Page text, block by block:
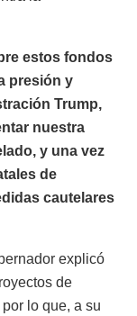
estos fondos
presión y
Trump,
nuestra
y una vez
de
cautelares
explicó
de
lo que, a su